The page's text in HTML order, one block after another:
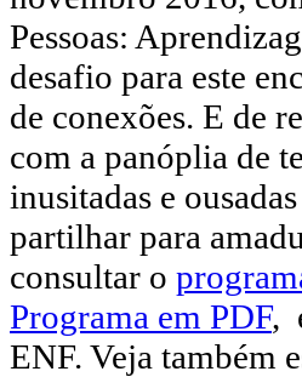
Pessoas:
desafio para este
de conexões. E de
com a panóplia de
inusitadas e
partilhar para
consultar o
Programa em PDF,
ENF. Veja também